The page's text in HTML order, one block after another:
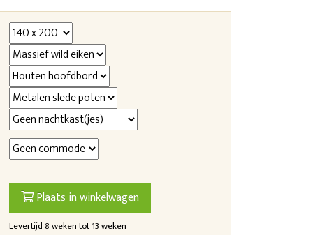
Plaats in winkelwagen
Levertijd 8 weken tot 13 weken